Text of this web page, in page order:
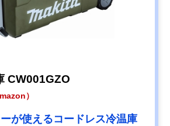
CW001GZO
）
が使えるコードレス冷温庫